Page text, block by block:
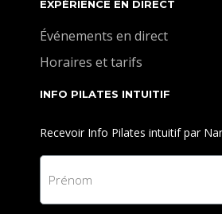
EXPÉRIENCE EN DIRECT
Événements en direct
Horaires et tarifs
INFO PILATES INTUITIF
Recevoir Info Pilates intuitif par